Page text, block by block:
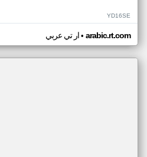
YD16SE
ار تي عربي• arabic.rt.com